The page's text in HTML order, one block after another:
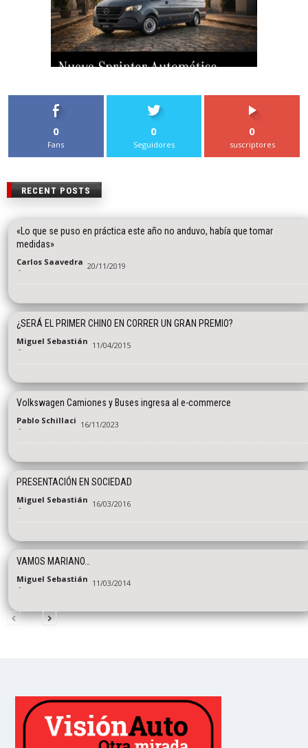
0
Fans
0
Seguidores
0
suscriptores
RECENT POSTS
«Lo que se puso en práctica este año no anduvo, había que tomar
medidas»
Carlos Saavedra
- 20/11/2019
¿SERÁ EL PRIMER CHINO EN CORRER UN GRAN PREMIO?
Miguel Sebastián
- 11/04/2015
Volkswagen Camiones y Buses ingresa al e-commerce
Pablo Schillaci
- 16/11/2023
PRESENTACIÓN EN SOCIEDAD
Miguel Sebastián
- 16/03/2016
VAMOS MARIANO…
Miguel Sebastián
- 11/03/2014